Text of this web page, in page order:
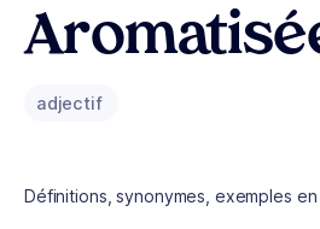
adjectif
Définitions, synonymes, exemples en